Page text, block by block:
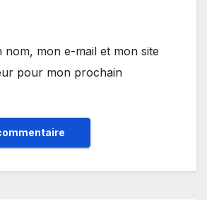
nom, mon e-mail et mon site
pour mon prochain